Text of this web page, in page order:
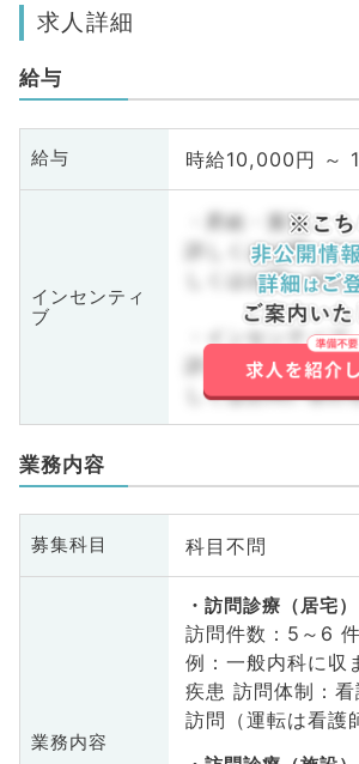
求人詳細
給与
給与 時給10,000円 ～
インセンティ
ブ
・昇給・賞与
詳しくはお問い合
しくはお問い合わ
・インセンティブ
詳しくはお問い合
しくはお問い合わ
業務内容
募集科目 科目不問
業務内容
訪問診療（居宅）
訪問件数：5～6
例：一般内科に収
疾患 訪問体制：
訪問（運転は看護